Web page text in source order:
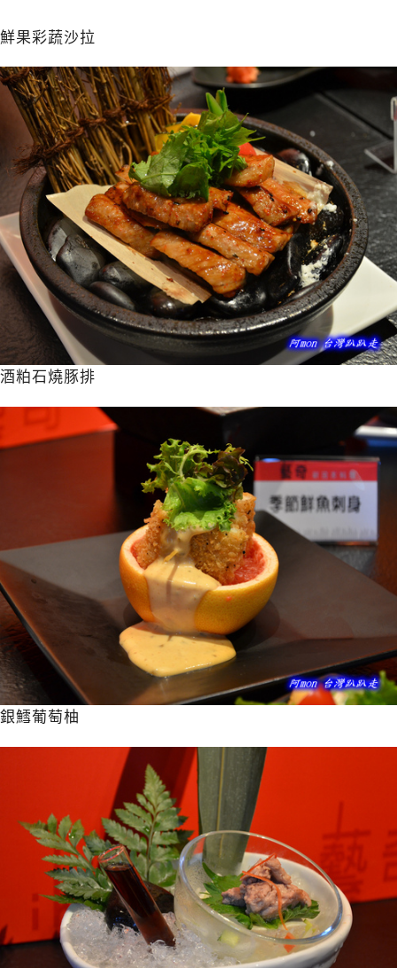
鮮果彩蔬沙拉
酒粕石燒豚排
銀鱈葡萄柚